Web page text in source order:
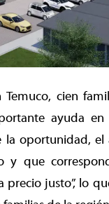
cien
ayuda
la oportunidad,
y que
justo”, lo